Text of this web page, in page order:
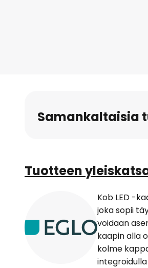
Samankaltaisia
Tuotteen
Kob LED -
joka sopii
voidaan
kaapin alla
kolme